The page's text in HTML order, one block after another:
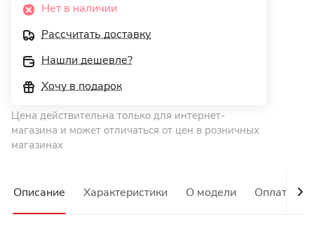
Нет в наличии
Рассчитать доставку
Нашли дешевле?
Хочу в подарок
Цена действительна только для интернет-
магазина и может отличаться от цен в розничных
магазинах
Описание Характеристики О модели Оплата